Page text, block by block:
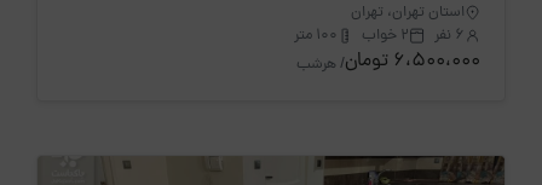
استان تهران، تهران
6 نفر
2 خواب 100 متر
6،500،000 تومان / هرشب